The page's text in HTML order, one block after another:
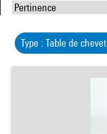
Type : Table de chevet